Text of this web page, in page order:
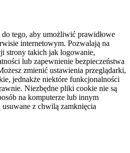
tego, aby umożliwić prawidłowe
internetowym. Pozwalają na
strony takich jak logowanie,
lub zapewnienie bezpieczeństwa
zmienić ustawienia przeglądarki,
jednakże niektóre funkcjonalności
Niezbędne pliki cookie nie są
na komputerze lub innym
z chwilą zamknięcia